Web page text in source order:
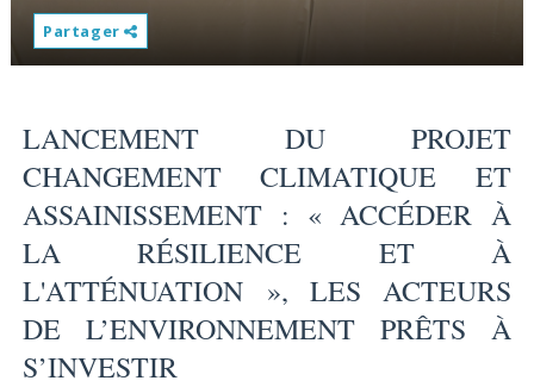
Partager
LANCEMENT DU PROJET
CHANGEMENT CLIMATIQUE ET
ASSAINISSEMENT : « ACCÉDER À
LA RÉSILIENCE ET À
L'ATTÉNUATION », LES ACTEURS
DE L’ENVIRONNEMENT PRÊTS À
S’INVESTIR